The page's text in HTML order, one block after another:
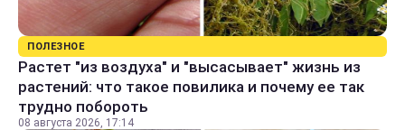
ПОЛЕЗНОЕ
Растет "из воздуха" и "высасывает" жизнь из
растений: что такое повилика и почему ее так
трудно побороть
08 августа 2026, 17:14